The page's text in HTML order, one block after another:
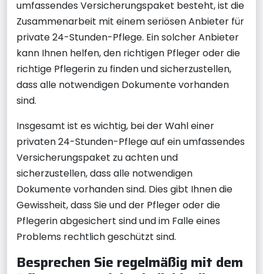
umfassendes Versicherungspaket besteht, ist die
Zusammenarbeit mit einem seriösen Anbieter für
private 24-Stunden-Pflege. Ein solcher Anbieter
kann Ihnen helfen, den richtigen Pfleger oder die
richtige Pflegerin zu finden und sicherzustellen,
dass alle notwendigen Dokumente vorhanden
sind.
Insgesamt ist es wichtig, bei der Wahl einer
privaten 24-Stunden-Pflege auf ein umfassendes
Versicherungspaket zu achten und
sicherzustellen, dass alle notwendigen
Dokumente vorhanden sind. Dies gibt Ihnen die
Gewissheit, dass Sie und der Pfleger oder die
Pflegerin abgesichert sind und im Falle eines
Problems rechtlich geschützt sind.
Besprechen Sie regelmäßig mit dem